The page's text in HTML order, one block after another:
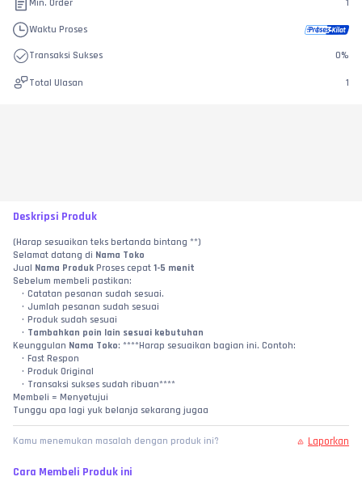
Min. Order 1
Waktu Proses
Transaksi Sukses 0%
Total Ulasan 1
Deskripsi Produk
(Harap sesuaikan teks bertanda bintang **)
Selamat datang di Nama Toko
Jual Nama Produk Proses cepat 1-5 menit
Sebelum membeli pastikan:
Catatan pesanan sudah sesuai.
Jumlah pesanan sudah sesuai
Produk sudah sesuai
Tambahkan poin lain sesuai kebutuhan
Keunggulan Nama Toko: ****Harap sesuaikan bagian ini. Contoh:
Fast Respon
Produk Original
Transaksi sukses sudah ribuan****
Membeli = Menyetujui
Tunggu apa lagi yuk belanja sekarang jugaa
Kamu menemukan masalah dengan produk ini? Laporkan
Cara Membeli Produk ini